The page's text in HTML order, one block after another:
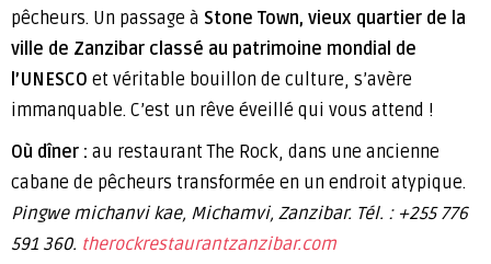
pêcheurs. Un passage à Stone Town, vieux quartier de la
ville de Zanzibar classé au patrimoine mondial de
l’UNESCO et véritable bouillon de culture, s’avère
immanquable. C’est un rêve éveillé qui vous attend !
Où dîner : au restaurant The Rock, dans une ancienne
cabane de pêcheurs transformée en un endroit atypique.
Pingwe michanvi kae, Michamvi, Zanzibar. Tél. : +255 776
591 360. therockrestaurantzanzibar.com